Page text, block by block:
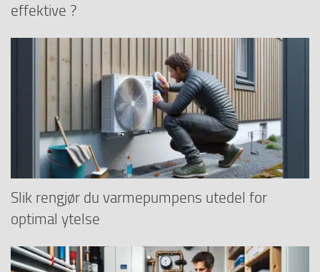
effektive ?
Slik rengjør du varmepumpens utedel for
optimal ytelse